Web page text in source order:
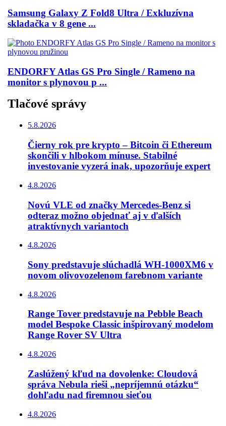
Samsung Galaxy Z Fold8 Ultra / Exkluzívna
skladačka v 8 gene ...
ENDORFY Atlas GS Pro Single / Rameno na
monitor s plynovou p ...
Tlačové správy
5.8.2026
Čierny rok pre krypto – Bitcoin či Ethereum
skončili v hlbokom mínuse. Stabilné
investovanie vyzerá inak, upozorňuje expert
4.8.2026
Novú VLE od značky Mercedes-Benz si
odteraz možno objednať aj v ďalších
atraktívnych variantoch
4.8.2026
Sony predstavuje slúchadlá WH-1000XM6 v
novom olivovozelenom farebnom variante
4.8.2026
Range Tover predstavuje na Pebble Beach
model Bespoke Classic inšpirovaný modelom
Range Rover SV Ultra
4.8.2026
Zaslúžený kľud na dovolenke: Cloudová
správa Nebula rieši „nepríjemnú otázku“
dohľadu nad firemnou sieťou
4.8.2026